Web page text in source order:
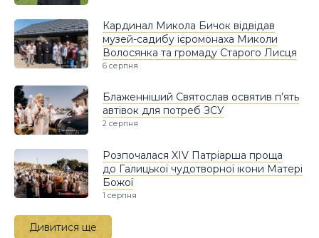
Кардинал Микола Бичок відвідав
музей-садибу ієромонаха Миколи
Волосянка та громаду Старого Лисця
6 серпня
Блаженніший Святослав освятив п’ять
автівок для потреб ЗСУ
2 серпня
Розпочалася XIV Патріарша проща
до Галицької чудотворної ікони Матері
Божої
1 серпня
Дивитися ще